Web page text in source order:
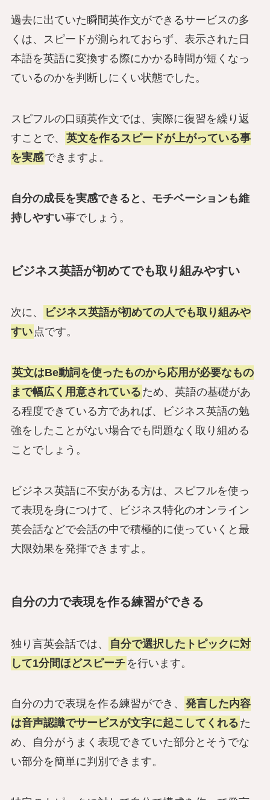
過去に出ていた瞬間英作文ができるサービスの多
くは、スピードが測られておらず、表示された日
本語を英語に変換する際にかかる時間が短くなっ
ているのかを判断しにくい状態でした。
スピフルの口頭英作文では、実際に復習を繰り返
すことで、
英文を作るスピードが上がっている事
を実感できますよ。
自分の成長を実感できると、モチベーションも維
持しやすい事でしょう。
ビジネス英語が初めてでも取り組みやすい
次に、
ビジネス英語が初めての人でも取り組みや
すい 点です。
英文はBe動詞を使ったものから応用が必要なもの
まで幅広く用意されている ため、英語の基礎があ
る程度できている方であれば、ビジネス英語の勉
強をしたことがない場合でも問題なく取り組める
ことでしょう。
ビジネス英語に不安がある方は、スピフルを使っ
て表現を身につけて、ビジネス特化のオンライン
英会話などで会話の中で積極的に使っていくと最
大限効果を発揮できますよ。
自分の力で表現を作る練習ができる
独り言英会話では、
自分で選択したトピックに対
して1分間ほどスピーチ を行います。
自分の力で表現を作る練習ができ、
発言した内容
は音声認識でサービスが文字に起こしてくれる た
め、自分がうまく表現できていた部分とそうでな
い部分を簡単に判別できます。